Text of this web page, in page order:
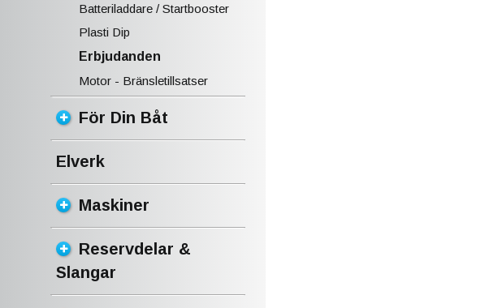
Batteriladdare / Startbooster
Plasti Dip
Erbjudanden
Motor - Bränsletillsatser
För Din Båt
Elverk
Maskiner
Reservdelar &
Slangar